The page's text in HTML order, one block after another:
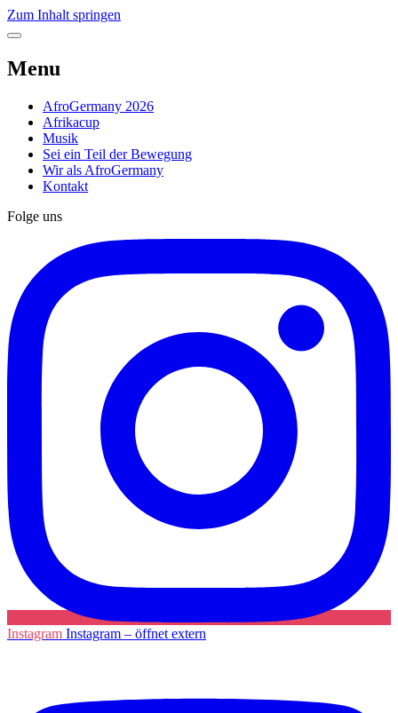
Zum Inhalt springen
Menu
AfroGermany 2026
Afrikacup
Musik
Sei ein Teil der Bewegung
Wir als AfroGermany
Kontakt
Folge uns
Instagram Instagram – öffnet extern